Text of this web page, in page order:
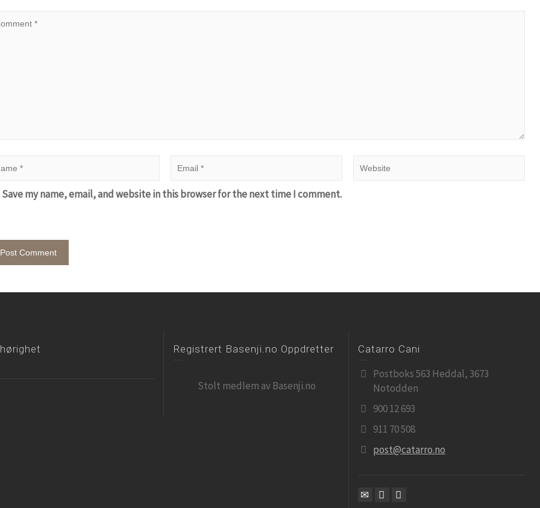
Save my name, email, and website in this browser for the next time I comment.
Registrert Basenji.no Oppdretter
Stolt medlem av Basenji.no
Catarro Cani
Postboks 563 Heddal, 3673
Notodden
900 12 693
911 70 508
post@catarro.no